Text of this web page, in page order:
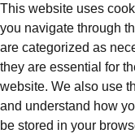
This website uses
you navigate through
are categorized as
they are essential for
website. We also use
and understand how
be stored in your